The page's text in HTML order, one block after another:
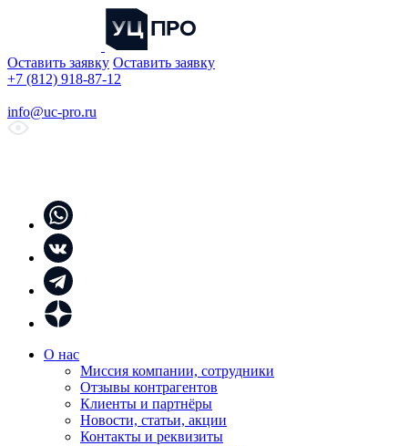
Оставить заявку Оставить заявку
+7 (812) 918-87-12
info@uc-pro.ru
О нас
Миссия компании, сотрудники
Отзывы контрагентов
Клиенты и партнёры
Новости, статьи, акции
Контакты и реквизиты